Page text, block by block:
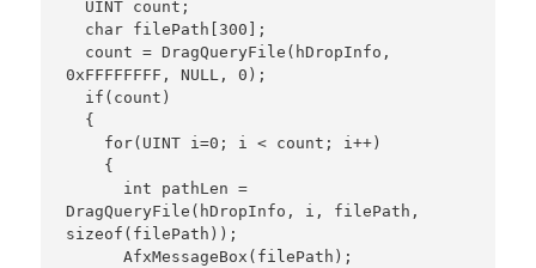
0xFFFFFFFF, NULL, 0);
DragQueryFile(hDropInfo, i, filePath,
sizeof(filePath));
      AfxMessageBox(filePath);